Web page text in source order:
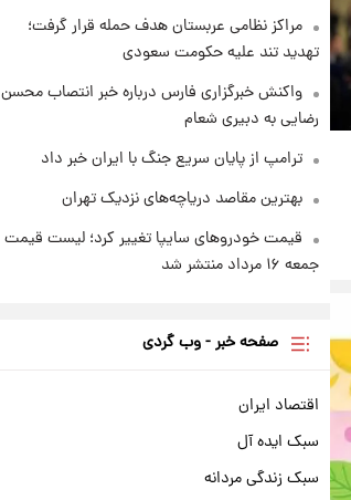
مراکز نظامی عربستان هدف حمله قرار گرفت؛
تهدید تند علیه حکومت سعودی
واکنش خبرگزاری فارس درباره خبر انتصاب محسن
رضایی به دبیری شعام
ترامپ از پایان سریع جنگ با ایران خبر داد
بهترین مقاصد دریاچه‌های نزدیک تهران
قیمت خودروهای سایپا تغییر کرد؛ لیست قیمت
جمعه ۱۶ مرداد منتشر شد
صفحه خبر - وب گردی
اقتصاد ایران
سبک ایده آل
سبک زندگی مردانه